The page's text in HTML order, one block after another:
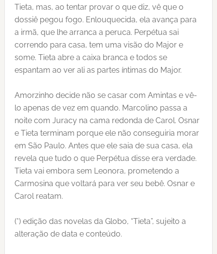
Tieta, mas, ao tentar provar o que diz, vê que o
dossiê pegou fogo. Enlouquecida, ela avança para
a irmã, que lhe arranca a peruca. Perpétua sai
correndo para casa, tem uma visão do Major e
some. Tieta abre a caixa branca e todos se
espantam ao ver ali as partes íntimas do Major.
Amorzinho decide não se casar com Amintas e vê-
lo apenas de vez em quando. Marcolino passa a
noite com Juracy na cama redonda de Carol. Osnar
e Tieta terminam porque ele não conseguiria morar
em São Paulo. Antes que ele saia de sua casa, ela
revela que tudo o que Perpétua disse era verdade.
Tieta vai embora sem Leonora, prometendo a
Carmosina que voltará para ver seu bebê. Osnar e
Carol reatam.
(*) edição das novelas da Globo, “Tieta”, sujeito a
alteração de data e conteúdo.